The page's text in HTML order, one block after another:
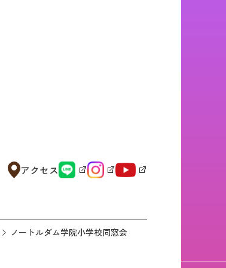
アクセス
ノートルダム学院小学校同窓会